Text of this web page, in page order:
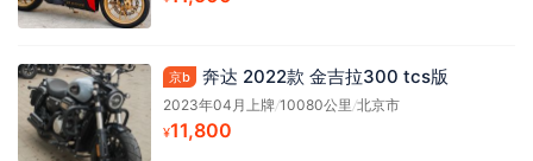
京b 奔达 2022款 金吉拉300 tcs版
2023年04月上牌/10080公里/北京市
¥11,800